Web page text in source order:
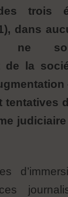
trois
dans
ne
de la
tentatives